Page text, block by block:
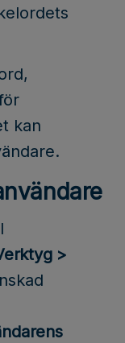
kan
>